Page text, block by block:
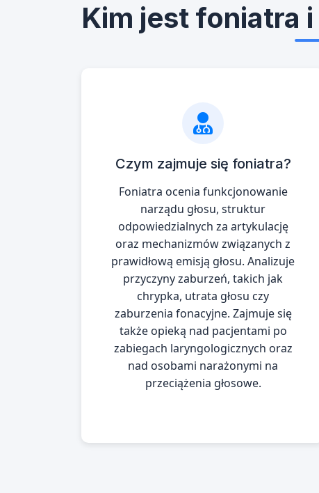
Kim jest foniatra
Czym zajmuje się foniatra?
Foniatra ocenia funkcjonowanie
narządu głosu, struktur
odpowiedzialnych za artykulację
oraz mechanizmów związanych z
prawidłową emisją głosu. Analizuje
przyczyny zaburzeń, takich jak
chrypka, utrata głosu czy
zaburzenia fonacyjne. Zajmuje się
także opieką nad pacjentami po
zabiegach laryngologicznych oraz
nad osobami narażonymi na
przeciążenia głosowe.